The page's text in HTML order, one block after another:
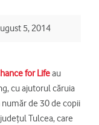
5, 2014
for Lifeau
cu ajutorul căruia
de 30 de copii
Tulcea, care